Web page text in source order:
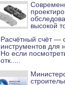
высокой
Расчётный счёт —
инструментов для
Но если
отк